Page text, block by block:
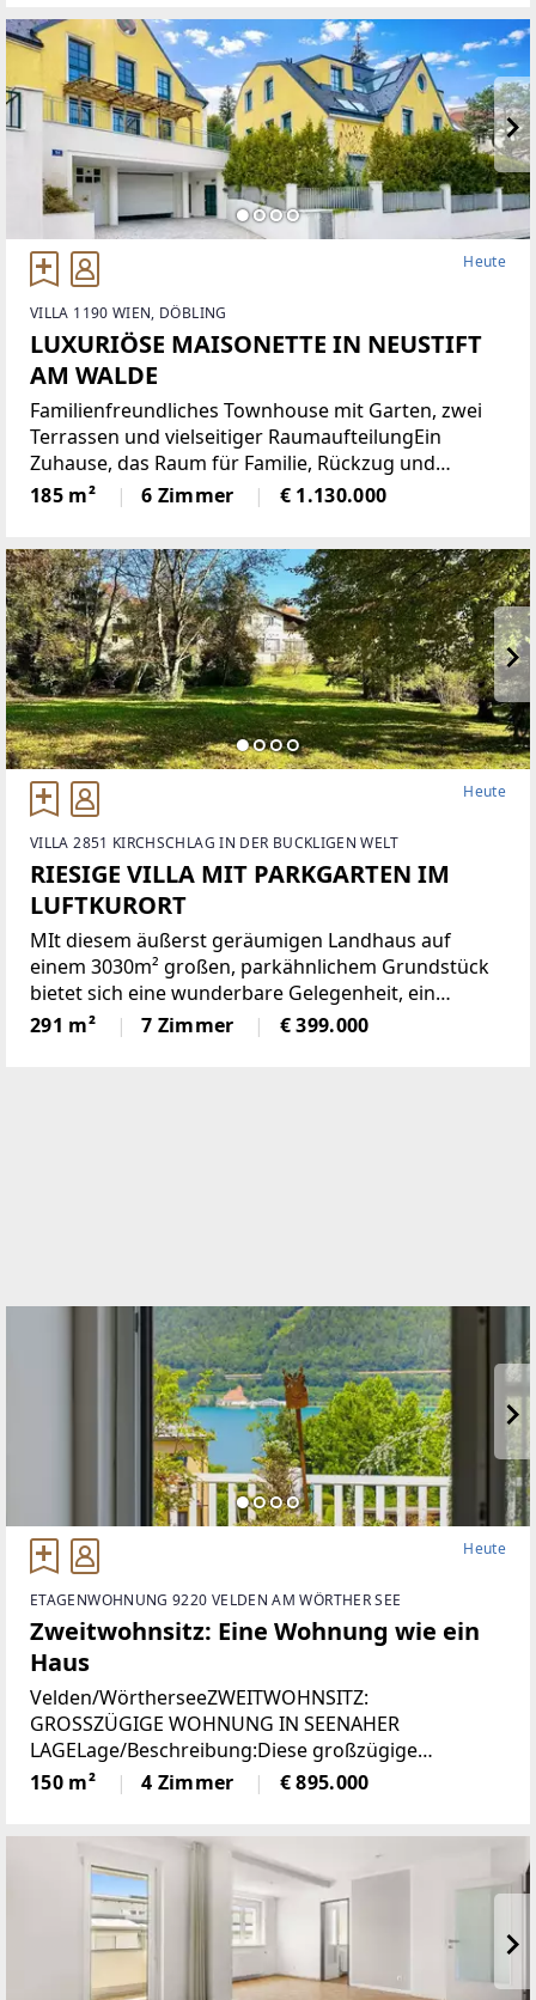
Heute
VILLA 1190 WIEN, DÖBLING
LUXURIÖSE MAISONETTE IN NEUSTIFT
AM WALDE
Familienfreundliches Townhouse mit Garten, zwei
Terrassen und vielseitiger RaumaufteilungEin
Zuhause, das Raum für Familie, Rückzug und
gemeinsames Leben schafft: Dieses grosszügige
Townhouse mit rund 185 m² Wohnfläche überzeugt
185 m² 6 Zimmer € 1.130.000
Heute
VILLA 2851 KIRCHSCHLAG IN DER BUCKLIGEN WELT
RIESIGE VILLA MIT PARKGARTEN IM
LUFTKURORT
MIt diesem äußerst geräumigen Landhaus auf
einem 3030m² großen, parkähnlichem Grundstück
bietet sich eine wunderbare Gelegenheit, ein
einmaliges Domizil in der beliebten Gemeinde
Krumbach zu schaffen!Das 1972 in Ziegelbauweise
291 m² 7 Zimmer € 399.000
Heute
ETAGENWOHNUNG 9220 VELDEN AM WÖRTHER SEE
Zweitwohnsitz: Eine Wohnung wie ein
Haus
Velden/WörtherseeZWEITWOHNSITZ:
GROSSZÜGIGE WOHNUNG IN SEENAHER
LAGELage/Beschreibung:Diese großzügige
Wohnung vereint hohen Wohnkomfort mit einer
seltenen Zweitwohnsitzwidmung und traumhaftem
150 m² 4 Zimmer € 895.000